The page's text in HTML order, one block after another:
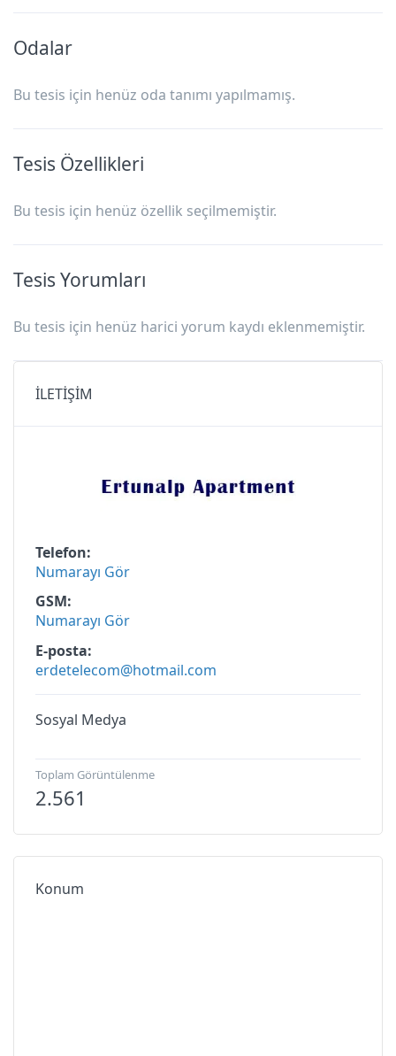
Odalar
Bu tesis için henüz oda tanımı yapılmamış.
Tesis Özellikleri
Bu tesis için henüz özellik seçilmemiştir.
Tesis Yorumları
Bu tesis için henüz harici yorum kaydı eklenmemiştir.
İLETİŞİM
Telefon
Numarayı Gör
GSM
Numarayı Gör
E-posta
erdetelecom@hotmail.com
Sosyal Medya
Toplam Görüntülenme
2.561
Konum